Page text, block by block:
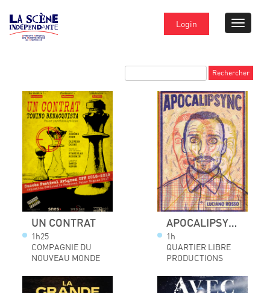
Login
UN CONTRAT
1h25
COMPAGNIE DU
NOUVEAU MONDE
APOCALIPSYNC
1h
QUARTIER LIBRE
PRODUCTIONS